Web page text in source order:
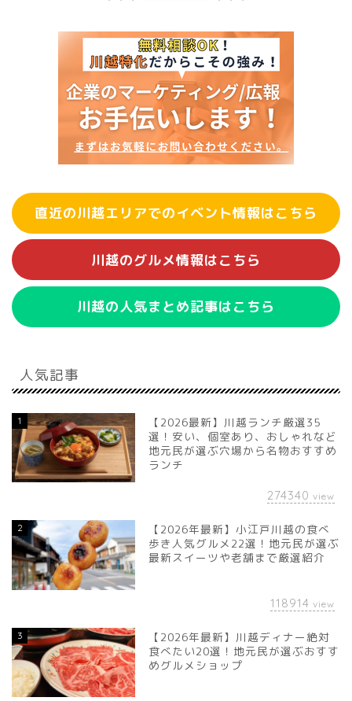
直近の川越エリアでのイベント情報はこちら
川越のグルメ情報はこちら
川越の人気まとめ記事はこちら
人気記事
1
【2026最新】川越ランチ厳選35
選！安い、個室あり、おしゃれなど
地元民が選ぶ穴場から名物おすすめ
ランチ
274340 view
2
【2026年最新】小江戸川越の食べ
歩き人気グルメ22選！地元民が選ぶ
最新スイーツや老舗まで厳選紹介
118914 view
3
【2026年最新】川越ディナー絶対
食べたい20選！地元民が選ぶおすす
めグルメショップ